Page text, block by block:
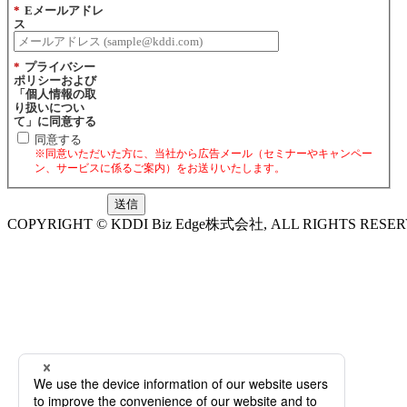
* Eメールアドレ
ス
* プライバシー
ポリシーおよび
「個人情報の取
り扱いについ
て」に同意する
同意する
※同意いただいた方に、当社から広告メール（セミナーやキャンペー
ン、サービスに係るご案内）をお送りいたします。
送信
COPYRIGHT © KDDI Biz Edge株式会社, ALL RIGHTS